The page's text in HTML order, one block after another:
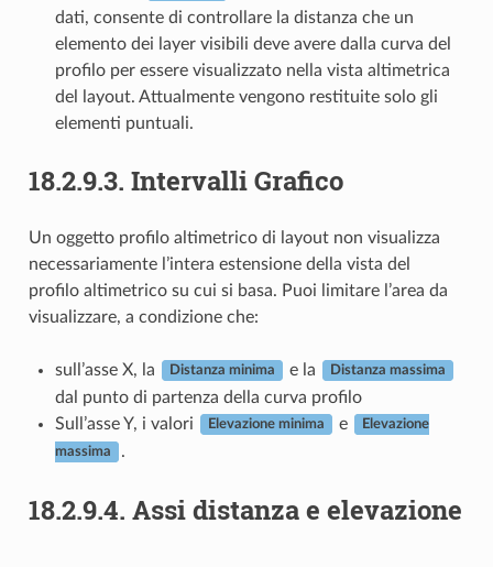
dati, consente di controllare la distanza che un
elemento dei layer visibili deve avere dalla curva del
profilo per essere visualizzato nella vista altimetrica
del layout. Attualmente vengono restituite solo gli
elementi puntuali.
18.2.9.3. Intervalli Grafico
Un oggetto profilo altimetrico di layout non visualizza
necessariamente l’intera estensione della vista del
profilo altimetrico su cui si basa. Puoi limitare l’area da
visualizzare, a condizione che:
sull’asse X, la Distanza minima e la Distanza massima
dal punto di partenza della curva profilo
Sull’asse Y, i valori
Elevazione minima e Elevazione
massima .
18.2.9.4. Assi distanza e elevazione